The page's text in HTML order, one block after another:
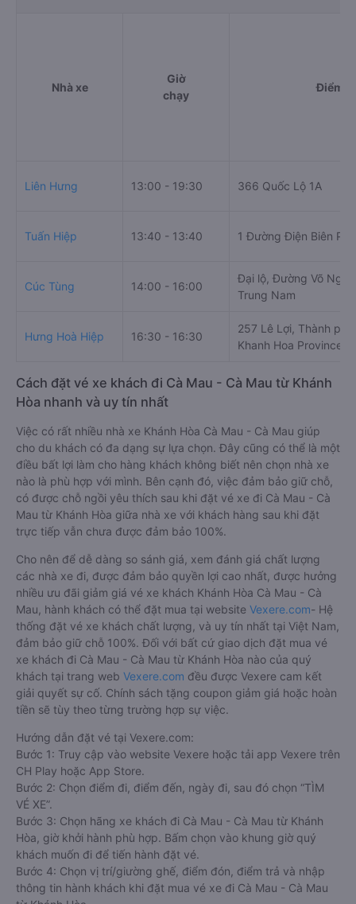
Nhà xe
Giờ
chạy
Điểm đi
Liên Hưng 13:00 - 19:30 366 Quốc Lộ 1A
Tuấn Hiệp 13:40 - 13:40 1 Đường Điện Biên Phủ
Cúc Tùng 14:00 - 16:00
Đại lộ, Đường Võ
Trung Nam
Hưng Hoà Hiệp 16:30 - 16:30
257 Lê Lợi, Thành
Khanh Hoa Province,
Cách đặt vé xe khách đi Cà Mau - Cà Mau từ Khánh
Hòa nhanh và uy tín nhất
Việc có rất nhiều nhà xe Khánh Hòa Cà Mau - Cà Mau giúp
cho du khách có đa dạng sự lựa chọn. Đây cũng có thể là một
điều bất lợi làm cho hàng khách không biết nên chọn nhà xe
nào là phù hợp với mình. Bên cạnh đó, việc đảm bảo giữ chỗ,
có được chỗ ngồi yêu thích sau khi đặt vé xe đi Cà Mau - Cà
Mau từ Khánh Hòa giữa nhà xe với khách hàng sau khi đặt
trực tiếp vẫn chưa được đảm bảo 100%.
Cho nên để dễ dàng so sánh giá, xem đánh giá chất lượng
các nhà xe đi, được đảm bảo quyền lợi cao nhất, được hưởng
nhiều ưu đãi giảm giá vé xe khách Khánh Hòa Cà Mau - Cà
Mau, hành khách có thể đặt mua tại website Vexere.com- Hệ
thống đặt vé xe khách chất lượng, và uy tín nhất tại Việt Nam,
đảm bảo giữ chỗ 100%. Đối với bất cứ giao dịch đặt mua vé
xe khách đi Cà Mau - Cà Mau từ Khánh Hòa nào của quý
khách tại trang web Vexere.com đều được Vexere cam kết
giải quyết sự cố. Chính sách tặng coupon giảm giá hoặc hoàn
tiền sẽ tùy theo từng trường hợp sự việc.
Hướng dẫn đặt vé tại Vexere.com:
Bước 1: Truy cập vào website Vexere hoặc tải app Vexere trên
CH Play hoặc App Store.
Bước 2: Chọn điểm đi, điểm đến, ngày đi, sau đó chọn “TÌM
VÉ XE”.
Bước 3: Chọn hãng xe khách đi Cà Mau - Cà Mau từ Khánh
Hòa, giờ khởi hành phù hợp. Bấm chọn vào khung giờ quý
khách muốn đi để tiến hành đặt vé.
Bước 4: Chọn vị trí/giường ghế, điểm đón, điểm trả và nhập
thông tin hành khách khi đặt mua vé xe đi Cà Mau - Cà Mau